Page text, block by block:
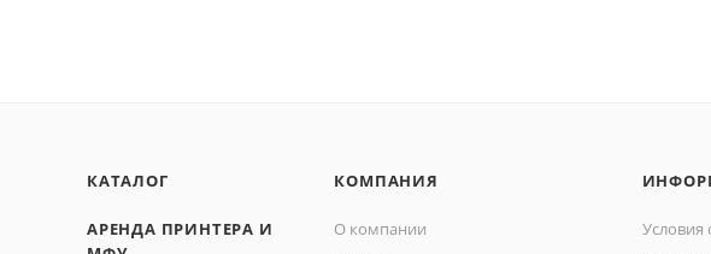
КАТАЛОГ
АРЕНДА ПРИНТЕРА И
КОМПАНИЯ
О компании
Условия